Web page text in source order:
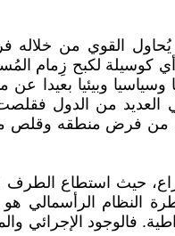
يُحاول القوي من
كوسيلة لكبح زِمام
وسياسيا وبيئيا بعيدا عن
العديد من الدول
من فرض منطقه وقلص
حيث استطاع
النظام الرأسمالي
فالوجود الإجرائي